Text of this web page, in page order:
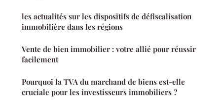
les actualités sur les dispositifs de défiscalisation
immobilière dans les régions
Vente de bien immobilier : votre allié pour réussir
facilement
Pourquoi la TVA du marchand de biens est-elle
cruciale pour les investisseurs immobiliers ?